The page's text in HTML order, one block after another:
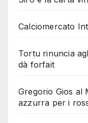
Calciomercato
Tortu rinuncia
dà forfait
Gregorio Gios al
azzurra per i